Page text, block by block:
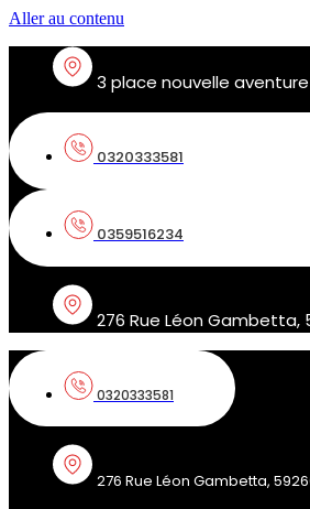
Aller au contenu
3 place nouvelle aventure
0320333581
0359516234
276 Rue Léon Gambetta,
0320333581
276 Rue Léon Gambetta,